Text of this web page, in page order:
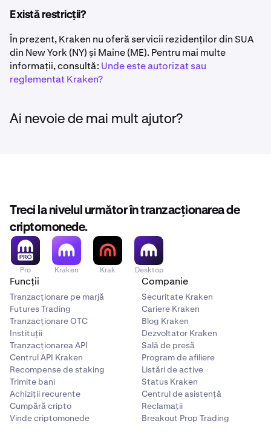
Există restricții?
În prezent, Kraken nu oferă servicii rezidenților din SUA
din New York (NY) și Maine (ME). Pentru mai multe
informații, consultă: Unde este autorizat sau
reglementat Kraken?
Ai nevoie de mai mult ajutor?
Treci la nivelul următor în tranzacționarea de
criptomonede.
Pro Kraken Krak Desktop
Funcții
Tranzacționare pe marjă
Futures Trading
Tranzacționare OTC
Instituții
Tranzacționarea API
Centrul API Kraken
Recompense de staking
Trimite bani
Achiziții recurente
Cumpără cripto
Vinde criptomonede
Companie
Securitate Kraken
Cariere Kraken
Blog Kraken
Dezvoltator Kraken
Sală de presă
Program de afiliere
Listări de active
Status Kraken
Centrul de asistență
Reclamații
Breakout Prop Trading